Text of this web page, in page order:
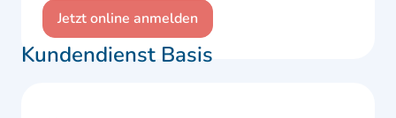
Jetzt online anmelden
Kundendienst Basis